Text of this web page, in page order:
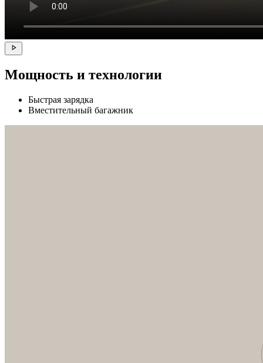
Мощность и технологии
Быстрая зарядка
Вместительный багажник